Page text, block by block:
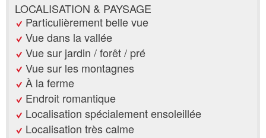
LOCALISATION & PAYSAGE
Particulièrement belle vue
Vue dans la vallée
Vue sur jardin / forêt / pré
Vue sur les montagnes
À la ferme
Endroit romantique
Localisation spécialement ensoleillée
Localisation très calme